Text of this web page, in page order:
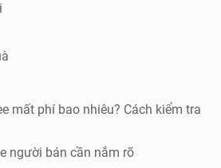
mất phí bao nhiêu? Cách kiểm tra
người bán cần nắm rõ